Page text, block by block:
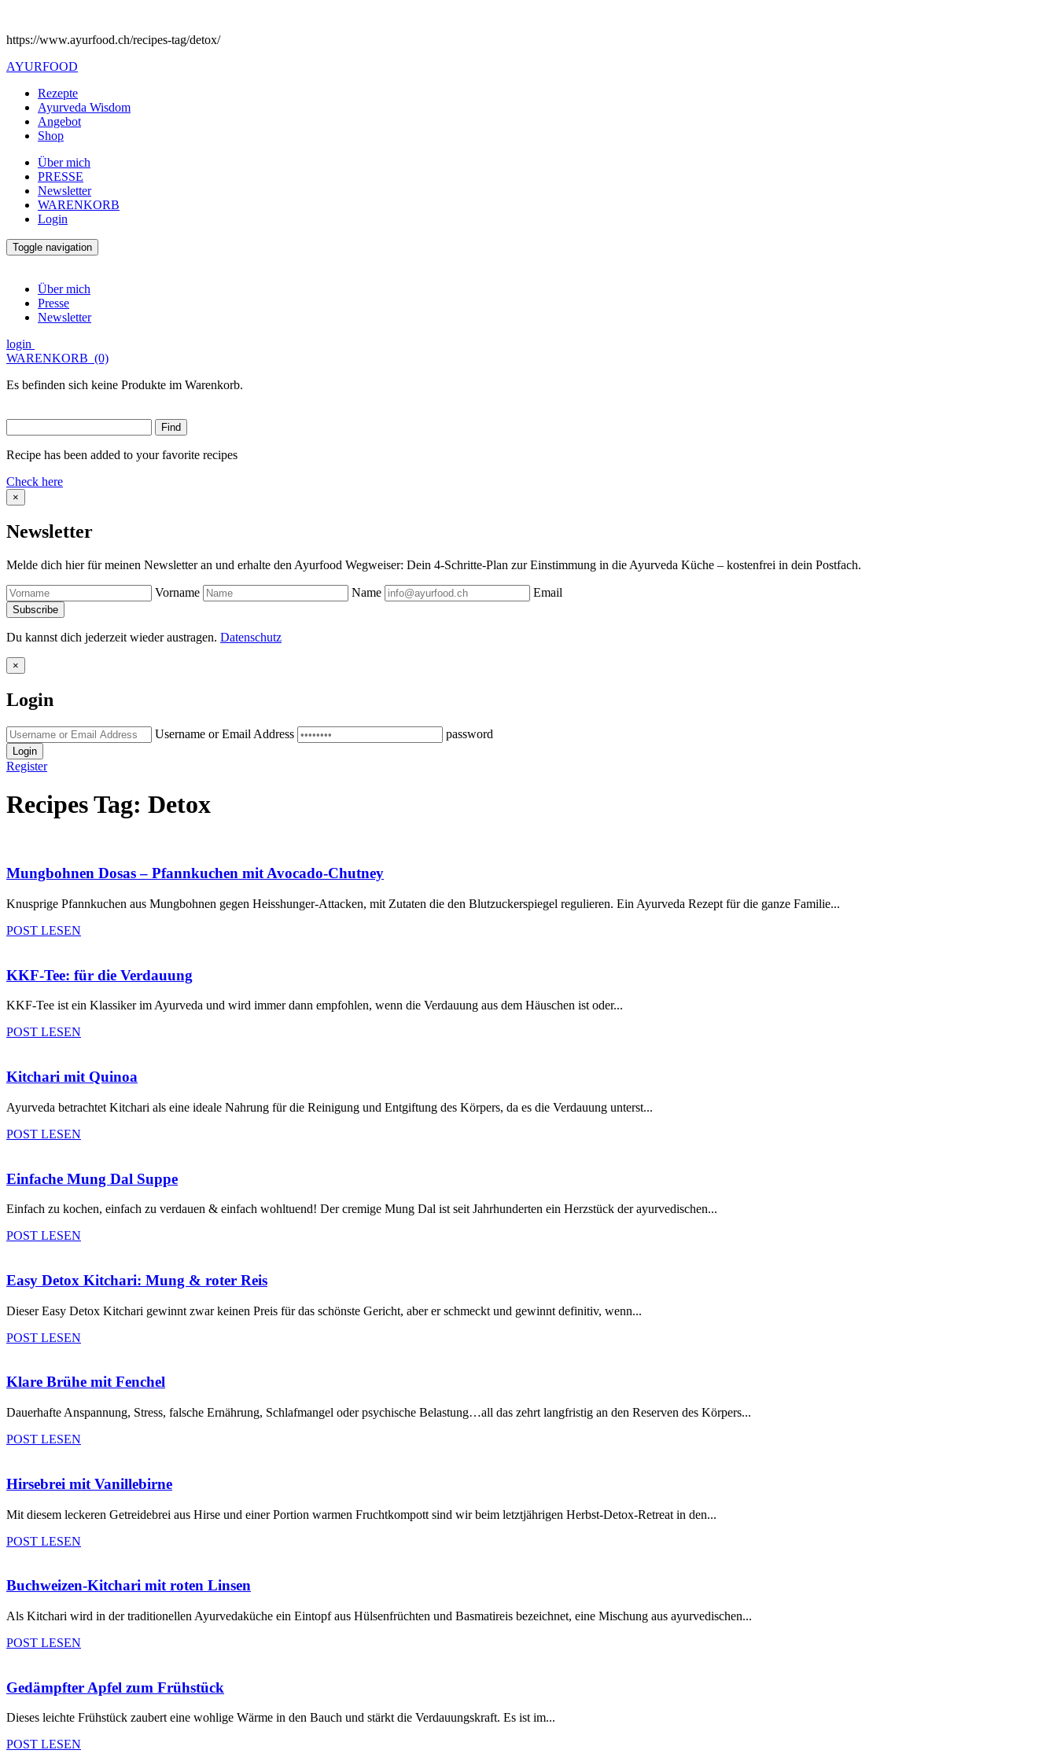
https://www.ayurfood.ch/recipes-tag/detox/
AYURFOOD
Rezepte
Ayurveda Wisdom
Angebot
Shop
Über mich
PRESSE
Newsletter
WARENKORB
Login
Toggle navigation
Über mich
Presse
Newsletter
login
WARENKORB (0)
Es befinden sich keine Produkte im Warenkorb.
Recipe has been added to your favorite recipes
Check here
×
Newsletter
Melde dich hier für meinen Newsletter an und erhalte den Ayurfood Wegweiser: Dein 4-Schritte-Plan zur Einstimmung in die Ayurveda Küche – kostenfrei in dein Postfach.
Vorname Name Email
Du kannst dich jederzeit wieder austragen. Datenschutz
×
Login
Username or Email Address password
Login
Register
Recipes Tag: Detox
Mungbohnen Dosas – Pfannkuchen mit Avocado-Chutney
Knusprige Pfannkuchen aus Mungbohnen gegen Heisshunger-Attacken, mit Zutaten die den Blutzuckerspiegel regulieren. Ein Ayurveda Rezept für die ganze Familie...
POST LESEN
KKF-Tee: für die Verdauung
KKF-Tee ist ein Klassiker im Ayurveda und wird immer dann empfohlen, wenn die Verdauung aus dem Häuschen ist oder...
POST LESEN
Kitchari mit Quinoa
Ayurveda betrachtet Kitchari als eine ideale Nahrung für die Reinigung und Entgiftung des Körpers, da es die Verdauung unterst...
POST LESEN
Einfache Mung Dal Suppe
Einfach zu kochen, einfach zu verdauen & einfach wohltuend! Der cremige Mung Dal ist seit Jahrhunderten ein Herzstück der ayurvedischen...
POST LESEN
Easy Detox Kitchari: Mung & roter Reis
Dieser Easy Detox Kitchari gewinnt zwar keinen Preis für das schönste Gericht, aber er schmeckt und gewinnt definitiv, wenn...
POST LESEN
Klare Brühe mit Fenchel
Dauerhafte Anspannung, Stress, falsche Ernährung, Schlafmangel oder psychische Belastung…all das zehrt langfristig an den Reserven des Körpers...
POST LESEN
Hirsebrei mit Vanillebirne
Mit diesem leckeren Getreidebrei aus Hirse und einer Portion warmen Fruchtkompott sind wir beim letztjährigen Herbst-Detox-Retreat in den...
POST LESEN
Buchweizen-Kitchari mit roten Linsen
Als Kitchari wird in der traditionellen Ayurvedaküche ein Eintopf aus Hülsenfrüchten und Basmatireis bezeichnet, eine Mischung aus ayurvedischen...
POST LESEN
Gedämpfter Apfel zum Frühstück
Dieses leichte Frühstück zaubert eine wohlige Wärme in den Bauch und stärkt die Verdauungskraft. Es ist im...
POST LESEN